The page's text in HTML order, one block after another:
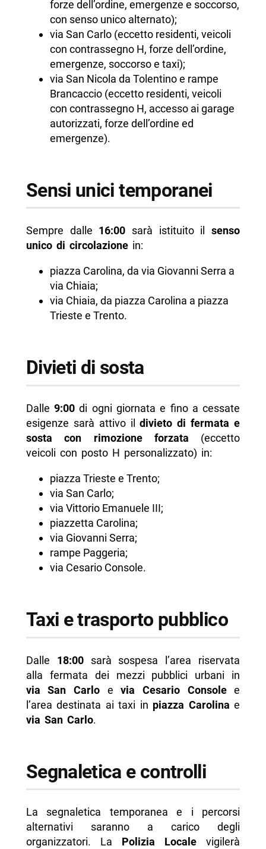
forze dell’ordine, emergenze e soccorso,
con senso unico alternato);
via San Carlo (eccetto residenti, veicoli
con contrassegno H, forze dell’ordine,
emergenze, soccorso e taxi);
via San Nicola da Tolentino e rampe
Brancaccio (eccetto residenti, veicoli
con contrassegno H, accesso ai garage
autorizzati, forze dell’ordine ed
emergenze).
Sensi unici temporanei
Sempre dalle 16:00 sarà istituito ilsenso
unico di circolazionein:
piazza Carolina, da via Giovanni Serra a
via Chiaia;
via Chiaia, da piazza Carolina a piazza
Trieste e Trento.
Divieti di sosta
Dalle9:00 di ogni giornata e fino a cessate
esigenze sarà attivo ildivieto di fermata e
sosta con rimozione forzata (eccetto
veicoli con posto H personalizzato) in:
piazza Trieste e Trento;
via San Carlo;
via Vittorio Emanuele III;
piazzetta Carolina;
via Giovanni Serra;
rampe Paggeria;
via Cesario Console.
Taxi e trasporto pubblico
Dalle 18:00sarà sospesa l’area riservata
alla fermata dei mezzi pubblici urbani in
via San Carlo evia Cesario Consolee
l’area destinata ai taxi in piazza Carolina e
via San Carlo.
Segnaletica e controlli
La segnaletica temporanea e i percorsi
alternativi saranno a carico degli
organizzatori. La Polizia Locale vigilerà